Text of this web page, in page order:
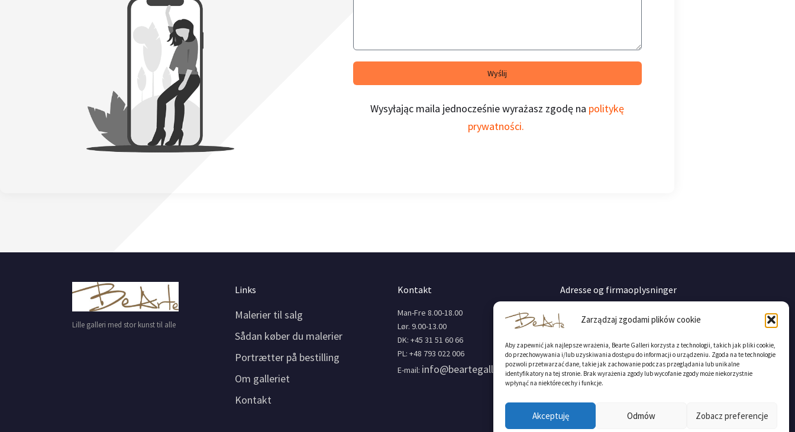
Zarządzaj zgodami plików cookie
Aby zapewnić jak najlepsze wrażenia, Bearte Galleri korzysta z technologii, takich jak pliki cookie,
do przechowywania i/lub uzyskiwania dostępu do informacji o urządzeniu. Zgoda na te technologie
pozwoli przetwarzać dane, takie jak zachowanie podczas przeglądania lub unikalne
identyfikatory na tej stronie. Brak wyrażenia zgody lub wycofanie zgody może niekorzystnie
wpłynąć na niektóre cechy i funkcje.
Akceptuję Odmów Zobacz preferencje
Wyślij
Wysyłając maila jednocześnie wyrażasz zgodę na politykę
prywatności.
Lille galleri med stor kunst til alle
Links
Malerier til salg
Sådan køber du malerier
Portrætter på bestilling
Om galleriet
Kontakt
Kontakt
Man-Fre 8.00-18.00
Lør. 9.00-13.00
DK: +45 31 51 60 66
PL: +48 793 022 006
E-mail: info@beartegalleri.online
Adresse og firmaoplysninger
CVR: DK 43505130
Konto
Danske Bank / Reg.nr. 3409 / Konto nr.
13513996
IBAN: DK 883 000 001 351 3996